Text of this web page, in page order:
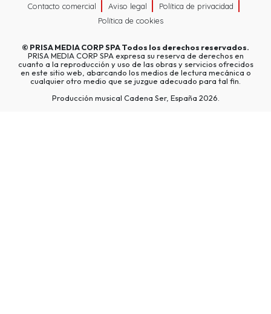
Contacto comercial Aviso legal
Política de privacidad
Política de cookies
© PRISA MEDIA CORP SPATodos los derechos reservados.
PRISA MEDIA CORP SPA expresa su reserva de derechos en
cuanto a la reproducción y uso de las obras y servicios ofrecidos
en este sitio web, abarcando los medios de lectura mecánica o
cualquier otro medio que se juzgue adecuado para tal fin.
Producción musical Cadena Ser, España 2026.